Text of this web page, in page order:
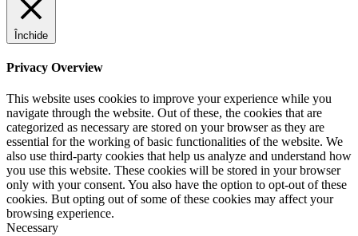
Închide
Privacy Overview
This website uses cookies to improve your experience while you
navigate through the website. Out of these, the cookies that are
categorized as necessary are stored on your browser as they are
essential for the working of basic functionalities of the website. We
also use third-party cookies that help us analyze and understand how
you use this website. These cookies will be stored in your browser
only with your consent. You also have the option to opt-out of these
cookies. But opting out of some of these cookies may affect your
browsing experience.
Necessary